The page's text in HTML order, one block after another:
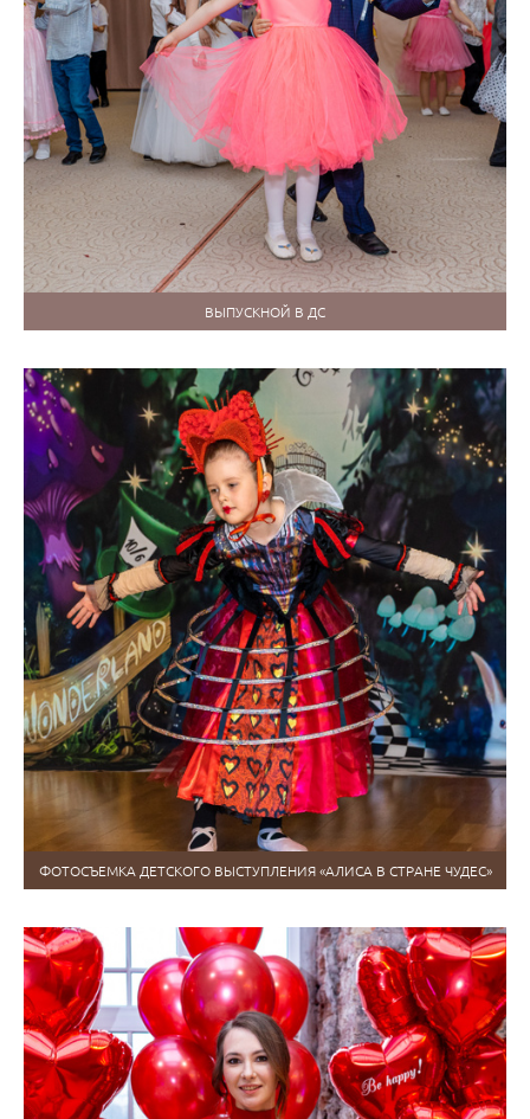
ВЫПУСКНОЙ В ДС
ФОТОСЪЕМКА ДЕТСКОГО ВЫСТУПЛЕНИЯ «АЛИСА В СТРАНЕ ЧУДЕС»